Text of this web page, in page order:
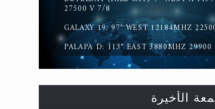
27500 V 7/8
GALAXY 19: 97° WEST 12184MHZ
PALAPA D: 113° EAST 3880MHZ
الأخيرة